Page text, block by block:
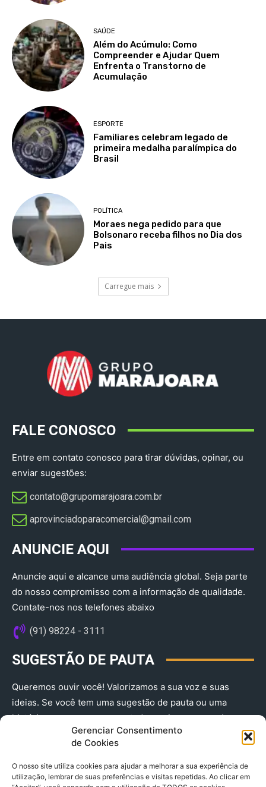
Gerenciar Consentimento
de Cookies
O nosso site utiliza cookies para ajudar a melhorar a sua experiência de
utilização, lembrar de suas preferências e visitas repetidas. Ao clicar em
SAÚDE
Além do Acúmulo: Como
Compreender e Ajudar Quem
Enfrenta o Transtorno de
Acumulação
ESPORTE
Familiares celebram legado de
primeira medalha paralímpica do
Brasil
POLÍTICA
Moraes nega pedido para que
Bolsonaro receba filhos no Dia dos
Pais
Carregue mais
FALE CONOSCO
Entre em contato conosco para tirar dúvidas, opinar, ou
enviar sugestões:
contato@grupomarajoara.com.br
aprovinciadoparacomercial@gmail.com​
ANUNCIE AQUI
Anuncie aqui e alcance uma audiência global. Seja parte
do nosso compromisso com a informação de qualidade.
Contate-nos nos telefones abaixo
(91) 98224 - 3111
SUGESTÃO DE PAUTA
Queremos ouvir você! Valorizamos a sua voz e suas
ideias. Se você tem uma sugestão de pauta ou uma
história que merece ser contada, envie-nos agora!
(91) 98224 - 3111